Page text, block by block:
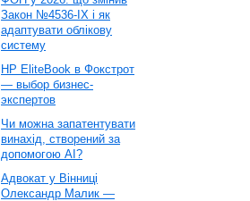
Закон №4536-IX і як
адаптувати облікову
систему
HP EliteBook в Фокстрот
— выбор бизнес-
экспертов
Чи можна запатентувати
винахід, створений за
допомогою AI?
Адвокат у Вінниці
Олександр Малик —